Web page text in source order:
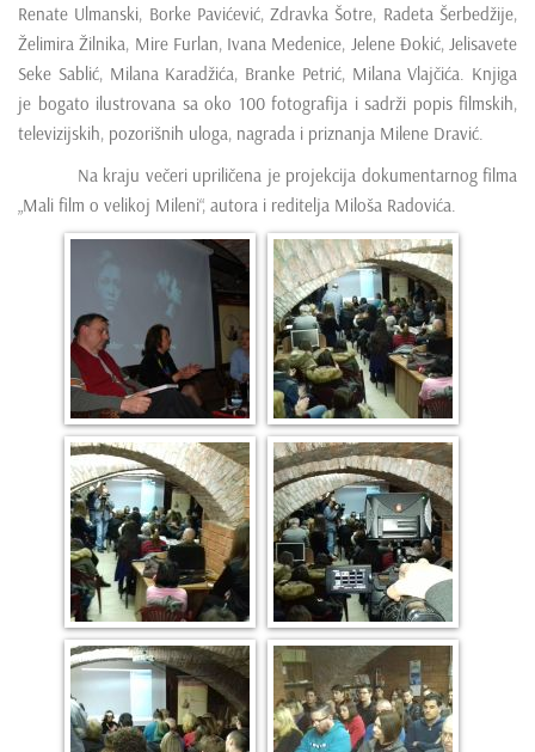
Renate Ulmanski, Borke Pavićević, Zdravka Šotre, Radeta Šerbedžije,
Želimira Žilnika, Mire Furlan, Ivana Medenice, Jelene Đokić, Jelisavete
Seke Sablić, Milana Karadžića, Branke Petrić, Milana Vlajčića. Knjiga
je bogato ilustrovana sa oko 100 fotografija i sadrži popis filmskih,
televizijskih, pozorišnih uloga, nagrada i priznanja Milene Dravić.
Na kraju večeri upriličena je projekcija dokumentarnog filma
„Mali film o velikoj Mileni“, autora i reditelja Miloša Radovića.